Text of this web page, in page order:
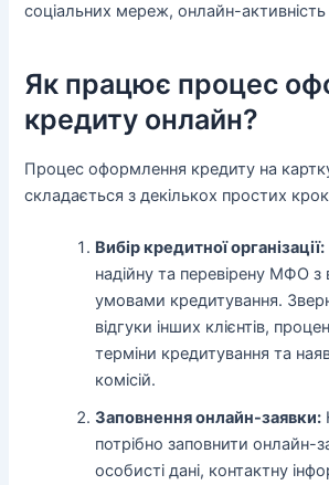
соціальних мереж, онлайн-активність
Як працює процес
кредиту онлайн?
Процес оформлення кредиту на
складається з декількох простих
Вибір кредитної організації:
надійну та перевірену МФО з
умовами кредитування.
відгуки інших клієнтів,
терміни кредитування та
комісій.
Заповнення онлайн-заявки:
потрібно заповнити онлайн-
особисті дані, контактну